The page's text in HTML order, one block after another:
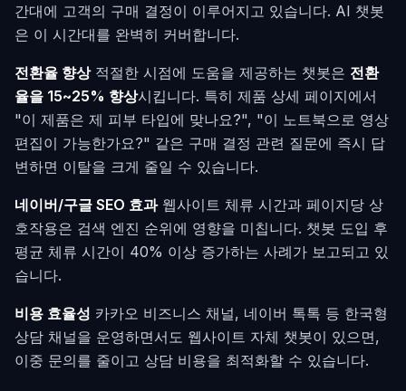
간대에 고객의 구매 결정이 이루어지고 있습니다. AI 챗봇
은 이 시간대를 완벽히 커버합니다.
전환율 향상적절한 시점에 도움을 제공하는 챗봇은 전환
율을 15~25% 향상시킵니다. 특히 제품 상세 페이지에서
"이 제품은 제 피부 타입에 맞나요?", "이 노트북으로 영상
편집이 가능한가요?" 같은 구매 결정 관련 질문에 즉시 답
변하면 이탈을 크게 줄일 수 있습니다.
네이버/구글 SEO 효과웹사이트 체류 시간과 페이지당 상
호작용은 검색 엔진 순위에 영향을 미칩니다. 챗봇 도입 후
평균 체류 시간이 40% 이상 증가하는 사례가 보고되고 있
습니다.
비용 효율성 카카오 비즈니스 채널, 네이버 톡톡 등 한국형
상담 채널을 운영하면서도 웹사이트 자체 챗봇이 있으면,
이중 문의를 줄이고 상담 비용을 최적화할 수 있습니다.